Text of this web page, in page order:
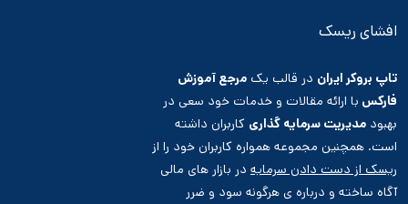
افشای ریسک
تاپ بروکر ایران در قالب یک مرجع آموزش
فارکس با ارائه مقالات و خدمات خود سعی در
بهبود مدیریت سرمایه گذاری کاربران داشته
است. همچنین مجموعه همواره کاربران خود را از
ریسک از دست دادن سرمایه در بازار های مالی
آگاه ساخته و درباره ی هرگونه سود و ضرر